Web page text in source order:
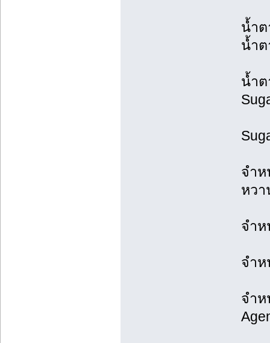
น้ำต
น้ำต
น้ำต
จำห
หวา
จำห
จำห
จำห